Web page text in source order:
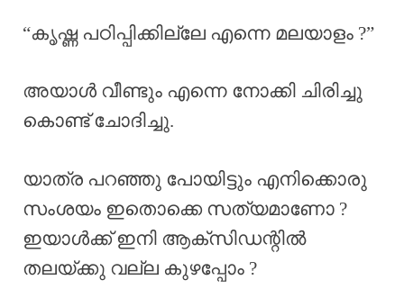
“കൃഷ്ണ പഠിപ്പിക്കില്ലേ എന്നെ മലയാളം ?”
അയാൾ വീണ്ടും എന്നെ നോക്കി ചിരിച്ചു
കൊണ്ട് ചോദിച്ചു.
യാത്ര പറഞ്ഞു പോയിട്ടും എനിക്കൊരു
സംശയം ഇതൊക്കെ സത്യമാണോ ?
ഇയാൾക്ക് ഇനി ആക്‌സിഡന്റിൽ
തലയ്ക്കു വല്ല കുഴപ്പോം ?